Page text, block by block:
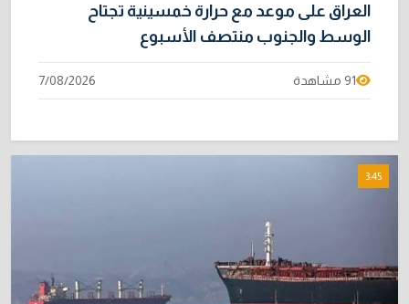
العراق على موعد مع حرارة خمسينية تجتاح
الوسط والجنوب منتصف الأسبوع
91 مشاهدة 7/08/2026
3:45